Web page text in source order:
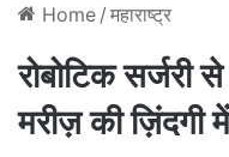
Home / महाराष्ट्र
रोबोटिक सर्जरी
मरीज़ की ज़िंदगी